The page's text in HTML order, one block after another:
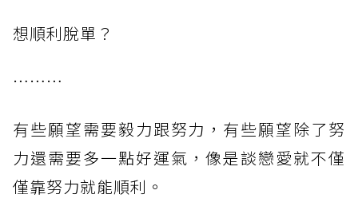
想順利脫單？
………
有些願望需要毅力跟努力，有些願望除了努
力還需要多一點好運氣，像是談戀愛就不僅
僅靠努力就能順利。